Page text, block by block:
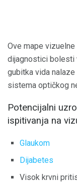
Ove mape
dijagnostici bolesti
gubitka vida
sistema optičkog
Potencijalni
ispitivanja na
Glaukom
Dijabetes
Visok krvni